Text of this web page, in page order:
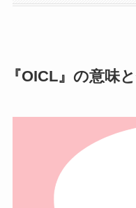
『OICL』の意味